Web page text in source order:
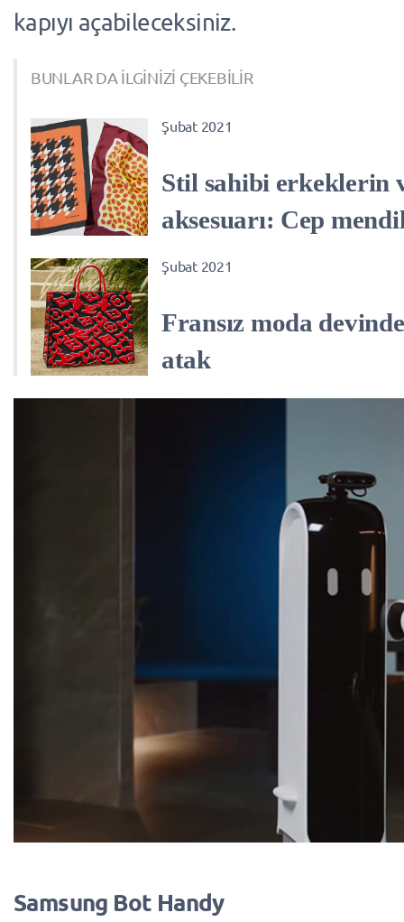
kapıyı açabileceksiniz.
BUNLAR DA İLGİNİZİ ÇEKEBİLİR
Şubat 2021
Stil sahibi erkeklerin
aksesuarı: Cep
Şubat 2021
Fransız moda
atak
Samsung Bot Handy